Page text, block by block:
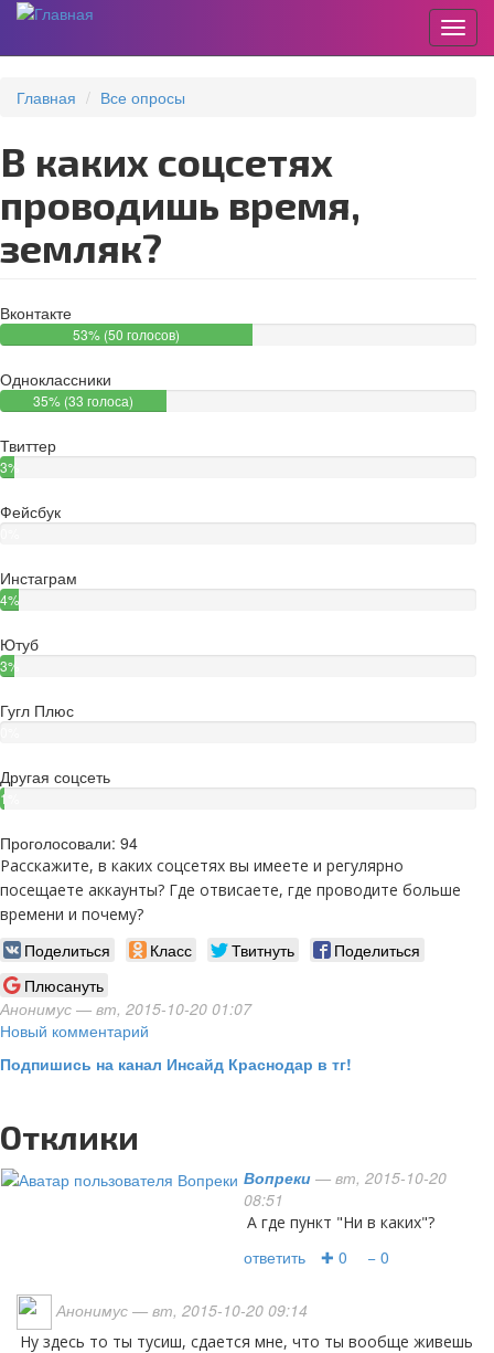
основному
Главная Все опросы
В каких соцсетях
проводишь время,
земляк?
Вконтакте
53% (50 голосов)
Одноклассники
35% (33 голоса)
Твиттер
3%
голоса)
Фейсбук
голосов)
Инстаграм
4%
голоса)
Ютуб
3%
голоса)
Гугл Плюс
голосов)
Другая соцсеть
1%
голос)
Проголосовали: 94
Расскажите, в каких соцсетях вы имеете и регулярно
посещаете аккаунты? Где отвисаете, где проводите больше
времени и почему?
Поделиться Класс Твитнуть
Поделиться
Плюсануть
Анонимус — вт, 2015-10-20 01:07
Новый комментарий
Подпишись на канал Инсайд Краснодар в тг!
Отклики
Вопреки — вт, 2015-10-20
08:51
А где пункт "Ни в каких"?
ответить ✚ 0 − 0
Анонимус — вт, 2015-10-20 09:14
ну здесь то ты тусиш, сдается мне, что ты вообще живешь